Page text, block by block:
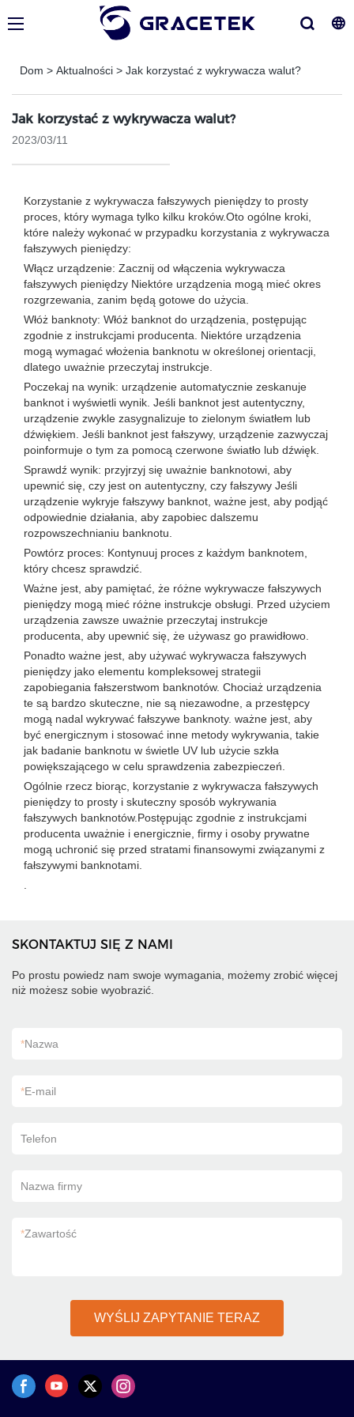
Dom > Aktualności > Jak korzystać z wykrywacza walut?
Jak korzystać z wykrywacza walut?
2023/03/11
Korzystanie z wykrywacza fałszywych pieniędzy to prosty
proces, który wymaga tylko kilku kroków.Oto ogólne kroki,
które należy wykonać w przypadku korzystania z wykrywacza
fałszywych pieniędzy:
Włącz urządzenie: Zacznij od włączenia wykrywacza
fałszywych pieniędzy Niektóre urządzenia mogą mieć okres
rozgrzewania, zanim będą gotowe do użycia.
Włóż banknoty: Włóż banknot do urządzenia, postępując
zgodnie z instrukcjami producenta. Niektóre urządzenia
mogą wymagać włożenia banknotu w określonej orientacji,
dlatego uważnie przeczytaj instrukcje.
Poczekaj na wynik: urządzenie automatycznie zeskanuje
banknot i wyświetli wynik. Jeśli banknot jest autentyczny,
urządzenie zwykle zasygnalizuje to zielonym światłem lub
dźwiękiem. Jeśli banknot jest fałszywy, urządzenie zazwyczaj
poinformuje o tym za pomocą czerwone światło lub dźwięk.
Sprawdź wynik: przyjrzyj się uważnie banknotowi, aby
upewnić się, czy jest on autentyczny, czy fałszywy Jeśli
urządzenie wykryje fałszywy banknot, ważne jest, aby podjąć
odpowiednie działania, aby zapobiec dalszemu
rozpowszechnianiu banknotu.
Powtórz proces: Kontynuuj proces z każdym banknotem,
który chcesz sprawdzić.
Ważne jest, aby pamiętać, że różne wykrywacze fałszywych
pieniędzy mogą mieć różne instrukcje obsługi. Przed użyciem
urządzenia zawsze uważnie przeczytaj instrukcje
producenta, aby upewnić się, że używasz go prawidłowo.
Ponadto ważne jest, aby używać wykrywacza fałszywych
pieniędzy jako elementu kompleksowej strategii
zapobiegania fałszerstwom banknotów. Chociaż urządzenia
te są bardzo skuteczne, nie są niezawodne, a przestępcy
mogą nadal wykrywać fałszywe banknoty. ważne jest, aby
być energicznym i stosować inne metody wykrywania, takie
jak badanie banknotu w świetle UV lub użycie szkła
powiększającego w celu sprawdzenia zabezpieczeń.
Ogólnie rzecz biorąc, korzystanie z wykrywacza fałszywych
pieniędzy to prosty i skuteczny sposób wykrywania
fałszywych banknotów.Postępując zgodnie z instrukcjami
producenta uważnie i energicznie, firmy i osoby prywatne
mogą uchronić się przed stratami finansowymi związanymi z
fałszywymi banknotami.
SKONTAKTUJ SIĘ Z NAMI
Po prostu powiedz nam swoje wymagania, możemy zrobić więcej
niż możesz sobie wyobrazić.
*Nazwa
*E-mail
Telefon
Nazwa firmy
*Zawartość
WYŚLIJ ZAPYTANIE TERAZ